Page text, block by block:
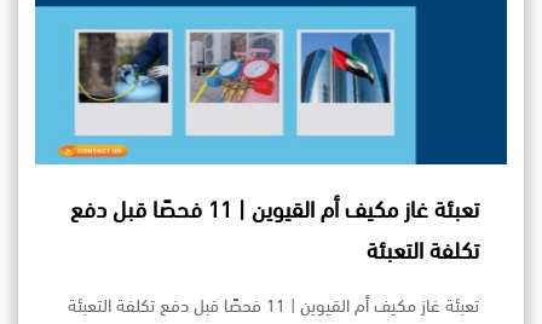
تعبئة غاز مكيف أم القيوين | 11 فحصًا قبل دفع
تكلفة التعبئة
تعبئة غاز مكيف أم القيوين | 11 فحصًا قبل دفع تكلفة التعبئة